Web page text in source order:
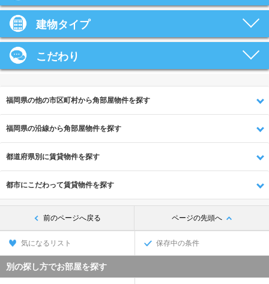
建物タイプ
こだわり
福岡県の他の市区町村から角部屋物件を探す
福岡県の沿線から角部屋物件を探す
都道府県別に賃貸物件を探す
都市にこだわって賃貸物件を探す
前のページへ戻る ページの先頭へ
気になるリスト 保存中の条件
別の探し方でお部屋を探す